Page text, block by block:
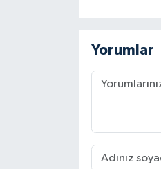
Yorumlar